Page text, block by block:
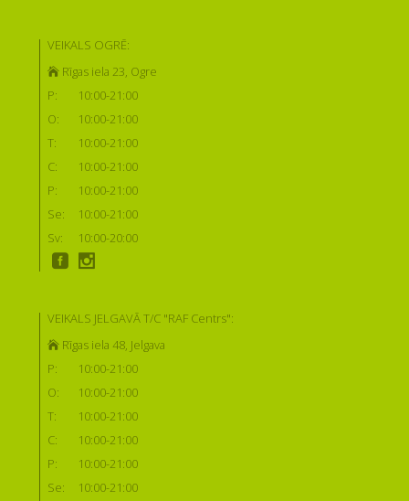
VEIKALS OGRĒ:
Rīgas iela 23, Ogre
P:
10:00-21:00
O:
10:00-21:00
T:
10:00-21:00
C:
10:00-21:00
P:
10:00-21:00
Se:
10:00-21:00
Sv:
10:00-20:00
VEIKALS JELGAVĀ T/C "RAF Centrs":
Rīgas iela 48, Jelgava
P:
10:00-21:00
O:
10:00-21:00
T:
10:00-21:00
C:
10:00-21:00
P:
10:00-21:00
Se:
10:00-21:00